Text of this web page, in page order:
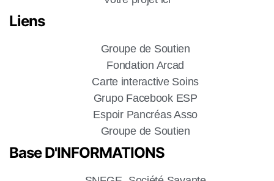
Liens
Groupe de Soutien
Fondation Arcad
Carte interactive Soins
Grupo Facebook ESP
Espoir Pancréas Asso
Groupe de Soutien
Base D'INFORMATIONS